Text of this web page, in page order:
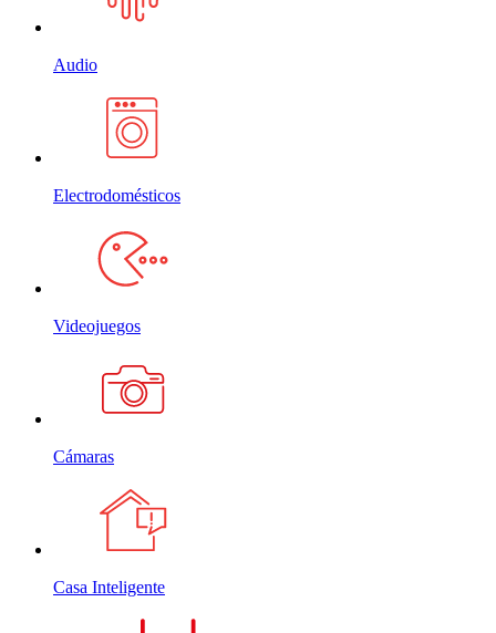
Audio
Electrodomésticos
Videojuegos
Cámaras
Casa Inteligente